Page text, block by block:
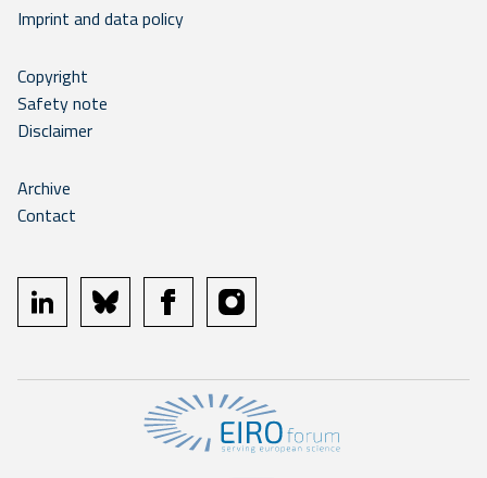
Imprint and data policy
Copyright
Safety note
Disclaimer
Archive
Contact
linkedin bluesky facebookinstagram